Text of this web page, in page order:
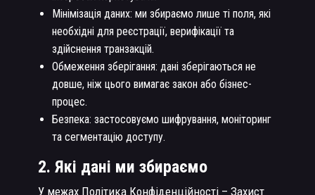
Мінімізація даних: ми збираємо лише ті поля, які
необхідні для реєстрації, верифікації та
здійснення транзакцій.
Обмеження зберігання: дані зберігаються не
довше, ніж цього вимагає закон або бізнес-
процес.
Безпека: застосовуємо шифрування, моніторинг
та сегментацію доступу.
2. Які дані ми збираємо
У межах Політика Конфіденційності – Захист